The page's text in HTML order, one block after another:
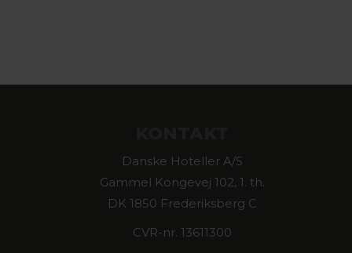
Danske Hoteller A/S
Gammel Kongevej 102, 1. th.
DK 1850 Frederiksberg C
CVR-nr. 13611300